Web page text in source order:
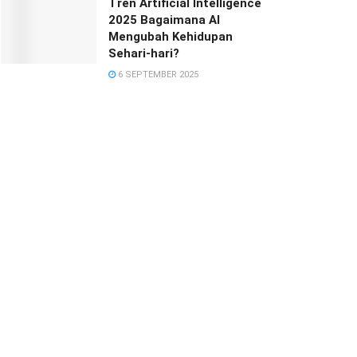
Tren Artificial Intelligence
2025 Bagaimana AI
Mengubah Kehidupan
Sehari-hari?
6 SEPTEMBER 2025